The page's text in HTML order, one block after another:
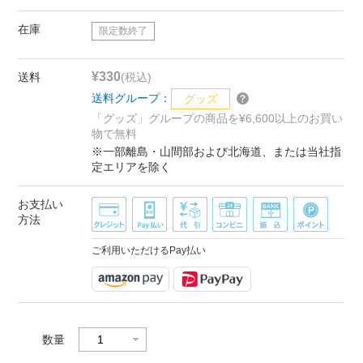
在庫 限定数終了
送料 ¥330(税込)
送料グループ：
グッズ
「グッズ」グループの商品を¥6,600以上のお買い
物で無料
※一部離島・山間部および北海道、または当社指
定エリアを除く
お支払い
方法
ご利用いただけるPay払い
数量